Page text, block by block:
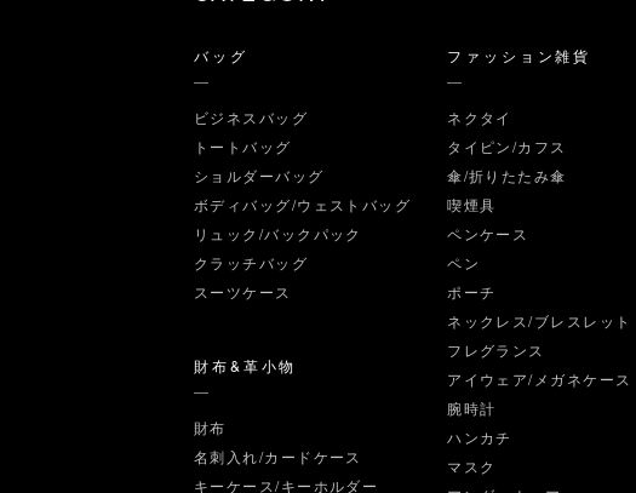
バッグ
ビジネスバッグ
トートバッグ
ショルダーバッグ
ボディバッグ/ウェストバッグ
リュック/バックパック
クラッチバッグ
スーツケース
財布&革小物
財布
名刺入れ/カードケース
キーケース/キーホルダー
ファッション雑貨
ネクタイ
タイピン/カフス
傘/折りたたみ傘
喫煙具
ペンケース
ペン
ポーチ
ネックレス/ブレスレット
フレグランス
アイウェア/メガネケース
腕時計
ハンカチ
マスク